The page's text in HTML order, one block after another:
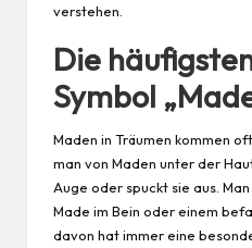
verstehen.
Die
Symbol
Maden in Träumen kommen
man von Maden unter der
Auge oder spuckt sie aus.
Made im Bein oder einem
davon hat immer eine